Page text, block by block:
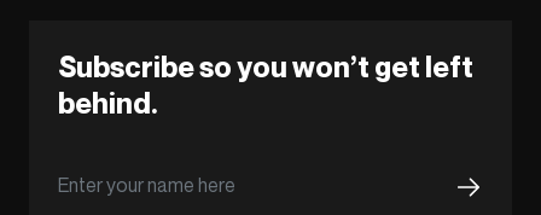
Subscribe so you won’t get left
behind.